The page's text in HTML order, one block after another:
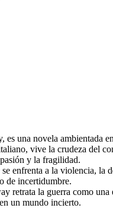
es una novela ambientada
vive la crudeza del
y la fragilidad.
enfrenta a la violencia,
de incertidumbre.
retrata la guerra como
un mundo incierto.